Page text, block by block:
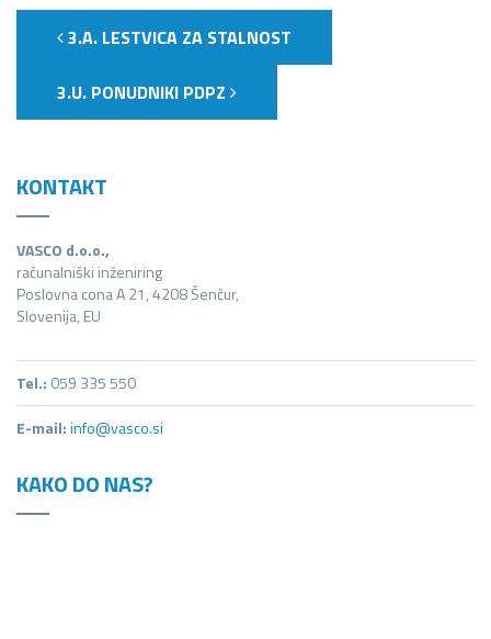
3.A. LESTVICA ZA STALNOST
3.U. PONUDNIKI PDPZ
KONTAKT
VASCO d.o.o.,
računalniški inženiring
Poslovna cona A 21, 4208 Šenčur,
Slovenija, EU
Tel.: 059 335 550
E-mail:info@vasco.si
KAKO DO NAS?